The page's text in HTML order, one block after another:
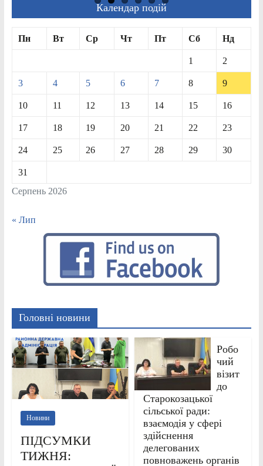
Календар подій
Серпень 2026
Пн Вт Ср Чт Пт Сб Нд
1 2
3 4 5 6 7 8 9
10 11 12 13 14 15 16
17 18 19 20 21 22 23
24 25 26 27 28 29 30
31
« Лип
Головні новини
Новини
ПІДСУМКИ
ТИЖНЯ:
Робо
чий
візит
до
Старокозацької
сільської ради:
взаємодія у сфері
здійснення
делегованих
повноважень органів